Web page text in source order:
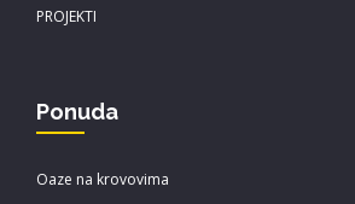
PROJEKTI
Ponuda
Oaze na krovovima